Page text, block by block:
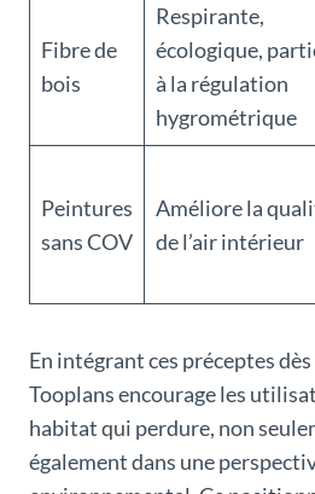
Fibre de
bois
Respirante,
écologique,
à la régulation
hygrométrique
Peintures
sans COV
Améliore la
de l’air intérieur
En intégrant ces préceptes
Tooplans encourage les
habitat qui perdure, non
également dans une